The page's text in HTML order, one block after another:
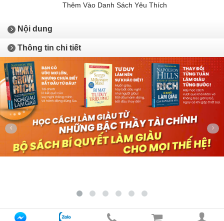
Thêm Vào Danh Sách Yêu Thích
Nội dung
Thông tin chi tiết